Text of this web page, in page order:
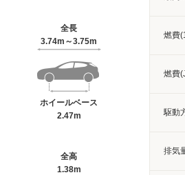
全長
3.74m～3.75m
ホイールベース
2.47m
全高
1.38m
燃費
燃費
駆動
排気